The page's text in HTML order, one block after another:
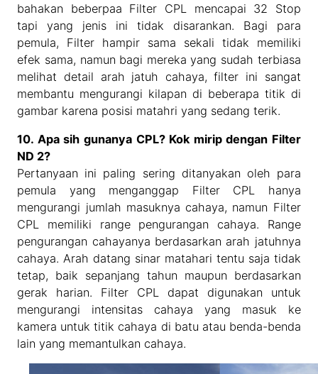
bahakan beberpaa Filter CPL mencapai 32 Stop
tapi yang jenis ini tidak disarankan. Bagi para
pemula, Filter hampir sama sekali tidak memiliki
efek sama, namun bagi mereka yang sudah terbiasa
melihat detail arah jatuh cahaya, filter ini sangat
membantu mengurangi kilapan di beberapa titik di
gambar karena posisi matahri yang sedang terik.
10. Apa sih gunanya CPL? Kok mirip dengan Filter
ND 2?
Pertanyaan ini paling sering ditanyakan oleh para
pemula yang menganggap Filter CPL hanya
mengurangi jumlah masuknya cahaya, namun Filter
CPL memiliki range pengurangan cahaya. Range
pengurangan cahayanya berdasarkan arah jatuhnya
cahaya. Arah datang sinar matahari tentu saja tidak
tetap, baik sepanjang tahun maupun berdasarkan
gerak harian. Filter CPL dapat digunakan untuk
mengurangi intensitas cahaya yang masuk ke
kamera untuk titik cahaya di batu atau benda-benda
lain yang memantulkan cahaya.